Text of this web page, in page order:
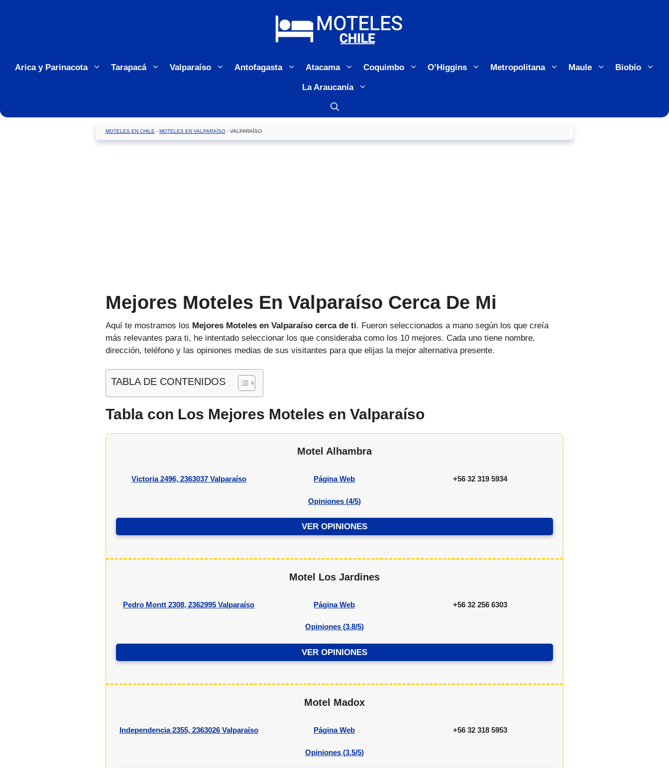
Arica y Parinacota Tarapacá Valparaíso Antofagasta Atacama Coquimbo O’Higgins Metropolitana Maule Biobío
La Araucanía
MOTELES EN CHILE - MOTELES EN VALPARAÍSO - VALPARAÍSO
Mejores Moteles En Valparaíso Cerca De Mi
Aquí te mostramos los Mejores Moteles en Valparaíso cerca de ti. Fueron seleccionados a mano según los que creía
más relevantes para ti, he intentado seleccionar los que consideraba como los 10 mejores. Cada uno tiene nombre,
dirección, teléfono y las opiniones medias de sus visitantes para que elijas la mejor alternativa presente.
TABLA DE CONTENIDOS
Tabla con Los Mejores Moteles en Valparaíso
Motel Alhambra
Victoria 2496, 2363037 Valparaíso Página Web
Opiniones (4/5)
+56 32 319 5934
VER OPINIONES
Motel Los Jardines
Pedro Montt 2308, 2362995 Valparaíso Página Web
Opiniones (3.8/5)
+56 32 256 6303
VER OPINIONES
Motel Madox
Independencia 2355, 2363026 Valparaíso Página Web
Opiniones (3.5/5)
+56 32 318 5953